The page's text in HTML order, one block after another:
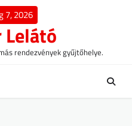
7, 2026
Lelátó
rendezvények gyűjtőhelye.